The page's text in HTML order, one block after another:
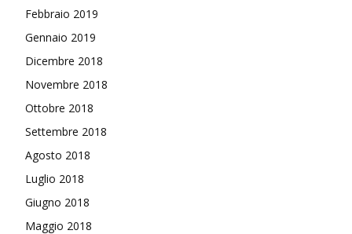
Febbraio 2019
Gennaio 2019
Dicembre 2018
Novembre 2018
Ottobre 2018
Settembre 2018
Agosto 2018
Luglio 2018
Giugno 2018
Maggio 2018